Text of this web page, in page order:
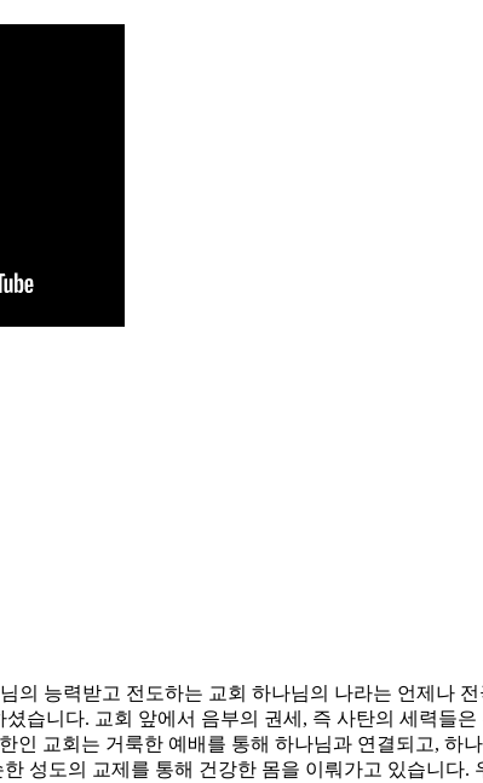
능력받고 전도하는 교회 하나님의 나라는 언제나
습니다. 교회 앞에서 음부의 권세, 즉 사탄의 세력들
교회는 거룩한 예배를 통해 하나님과 연결되고, 하
성도의 교제를 통해 건강한 몸을 이뤄가고 있습니다.